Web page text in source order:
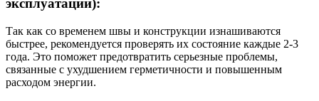
эксплуатации):
Так как со временем швы и конструкции изнашиваются
быстрее, рекомендуется проверять их состояние каждые 2-3
года. Это поможет предотвратить серьезные проблемы,
связанные с ухудшением герметичности и повышенным
расходом энергии.